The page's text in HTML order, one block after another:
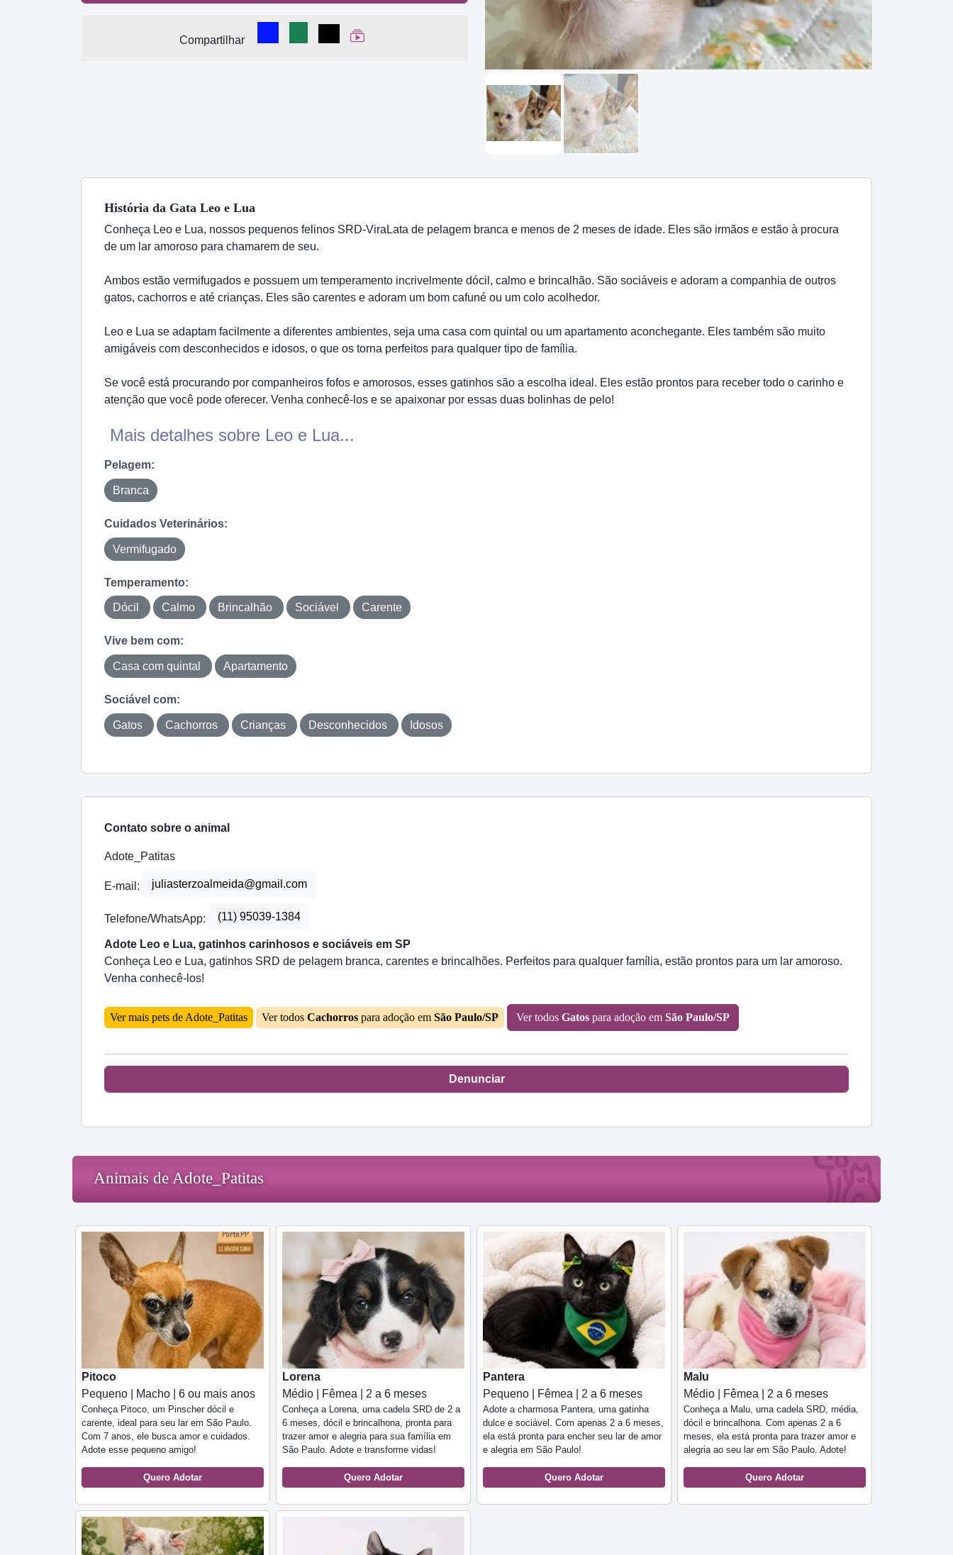
Compartilhar
Compartilhar no Facebook
Compartilhar no WhatsApp
Compartilhar
Ver Web Story
História da Gata Leo e Lua
Conheça Leo e Lua, nossos pequenos felinos SRD-ViraLata de pelagem branca e menos de 2 meses de idade. Eles são irmãos e estão à procura
de um lar amoroso para chamarem de seu.
Ambos estão vermifugados e possuem um temperamento incrivelmente dócil, calmo e brincalhão. São sociáveis e adoram a companhia de outros
gatos, cachorros e até crianças. Eles são carentes e adoram um bom cafuné ou um colo acolhedor.
Leo e Lua se adaptam facilmente a diferentes ambientes, seja uma casa com quintal ou um apartamento aconchegante. Eles também são muito
amigáveis com desconhecidos e idosos, o que os torna perfeitos para qualquer tipo de família.
Se você está procurando por companheiros fofos e amorosos, esses gatinhos são a escolha ideal. Eles estão prontos para receber todo o carinho e
atenção que você pode oferecer. Venha conhecê-los e se apaixonar por essas duas bolinhas de pelo!
Mais detalhes sobre Leo e Lua...
Pelagem:
Branca
Cuidados Veterinários:
Vermifugado
Temperamento:
Dócil Calmo Brincalhão Sociável Carente
Vive bem com:
Casa com quintal Apartamento
Sociável com:
Gatos Cachorros Crianças Desconhecidos Idosos
Contato sobre o animal
Adote_Patitas
E-mail: juliasterzoalmeida@gmail.com
Telefone/WhatsApp: (11) 95039-1384
Adote Leo e Lua, gatinhos carinhosos e sociáveis em SP
Conheça Leo e Lua, gatinhos SRD de pelagem branca, carentes e brincalhões. Perfeitos para qualquer família, estão prontos para um lar amoroso.
Venha conhecê-los!
Ver mais pets de Adote_Patitas Ver todos Cachorros para adoção em São Paulo/SP Ver todos Gatos para adoção em São Paulo/SP
Denunciar
Animais de Adote_Patitas
Pitoco
Pequeno | Macho | 6 ou mais anos
Conheça Pitoco, um Pinscher dócil e
carente, ideal para seu lar em São Paulo.
Com 7 anos, ele busca amor e cuidados.
Adote esse pequeno amigo!
Quero Adotar
Lorena
Médio | Fêmea | 2 a 6 meses
Conheça a Lorena, uma cadela SRD de 2 a
6 meses, dócil e brincalhona, pronta para
trazer amor e alegria para sua família em
São Paulo. Adote e transforme vidas!
Quero Adotar
Pantera
Pequeno | Fêmea | 2 a 6 meses
Adote a charmosa Pantera, uma gatinha
dulce e sociável. Com apenas 2 a 6 meses,
ela está pronta para encher seu lar de amor
e alegria em São Paulo!
Quero Adotar
Malu
Médio | Fêmea | 2 a 6 meses
Conheça a Malu, uma cadela SRD, média,
dócil e brincalhona. Com apenas 2 a 6
meses, ela está pronta para trazer amor e
alegria ao seu lar em São Paulo. Adote!
Quero Adotar